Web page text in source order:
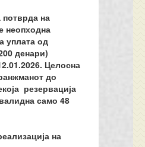
на
неопходна
уплата од
00 денари)
.2026. Целосна
до
резервација
само 48
на